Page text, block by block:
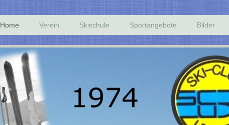
Home Verein Skischule Sportangebote Bilder